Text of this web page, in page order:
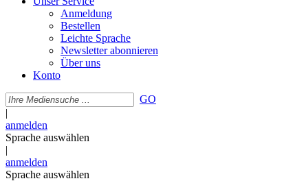
Anmeldung
Bestellen
Leichte Sprache
Newsletter abonnieren
Über uns
Konto
GO
|
anmelden
Sprache auswählen
|
anmelden
Sprache auswählen